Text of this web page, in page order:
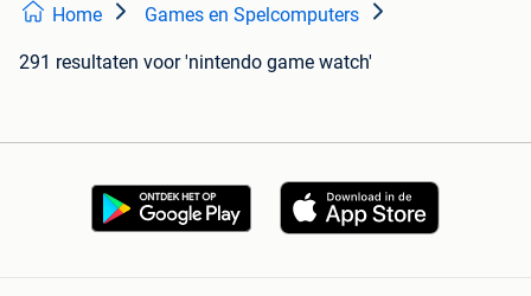
Home Games en Spelcomputers
291 resultaten voor 'nintendo game watch'